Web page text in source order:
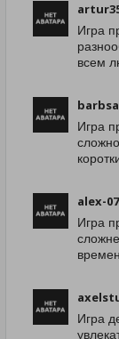
Игра
всем
Игра
alex-
Игра
Игра